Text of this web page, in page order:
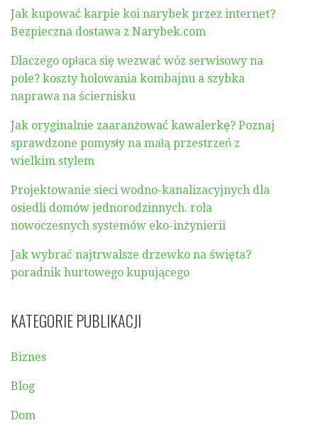
Jak kupować karpie koi narybek przez internet?
Bezpieczna dostawa z Narybek.com
Dlaczego opłaca się wezwać wóz serwisowy na
pole? koszty holowania kombajnu a szybka
naprawa na ściernisku
Jak oryginalnie zaaranżować kawalerkę? Poznaj
sprawdzone pomysły na małą przestrzeń z
wielkim stylem
Projektowanie sieci wodno-kanalizacyjnych dla
osiedli domów jednorodzinnych. rola
nowoczesnych systemów eko-inżynierii
Jak wybrać najtrwalsze drzewko na święta?
poradnik hurtowego kupującego
KATEGORIE PUBLIKACJI
Biznes
Blog
Dom